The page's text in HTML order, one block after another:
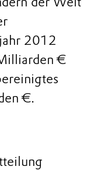
2012
€
€.